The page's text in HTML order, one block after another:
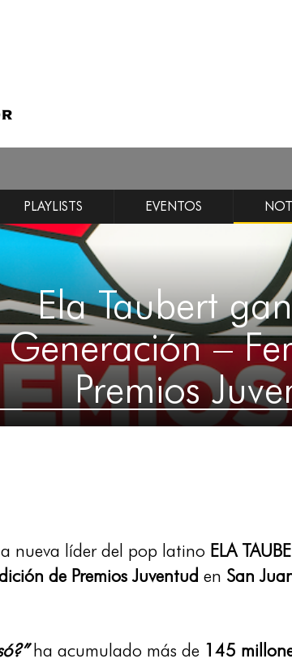
PLAYLISTS EVENTOS
Ela Taubert
Generación –
Premios
nueva líder del pop latino ELA
de Premios Juventud en San
ha acumulado más de 145